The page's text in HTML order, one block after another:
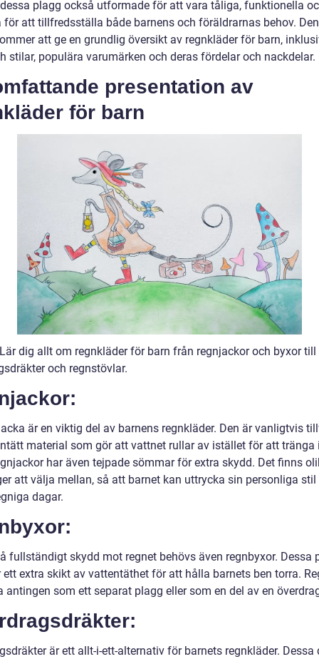
plagg också utformade för att vara tåliga, funktionella
för att tillfredsställa både barnens och föräldrarnas behov.
att ge en grundlig översikt av regnkläder för barn,
stilar, populära varumärken och deras fördelar och nackdelar.
presentation av
för barn
dig allt om regnkläder för barn från regnjackor och byxor till
och regnstövlar.
är en viktig del av barnens regnkläder. Den är vanligtvis
material som gör att vattnet rullar av istället för att tränga
har även tejpade sömmar för extra skydd. Det finns
att välja mellan, så att barnet kan uttrycka sin personliga stil
dagar.
fullständigt skydd mot regnet behövs även regnbyxor. Dessa
ett extra skikt av vattentäthet för att hålla barnets ben torra.
antingen som ett separat plagg eller som en del av en
är ett allt-i-ett-alternativ för barnets regnkläder. Dessa